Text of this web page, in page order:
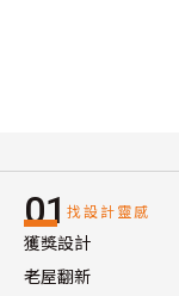
01 找設計靈感
獲獎設計
老屋翻新